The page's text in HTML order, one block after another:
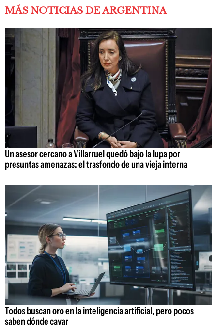
MÁS NOTICIAS DE ARGENTINA
Un asesor cercano a Villarruel quedó bajo la lupa por
presuntas amenazas: el trasfondo de una vieja interna
Todos buscan oro en la inteligencia artificial, pero pocos
saben dónde cavar